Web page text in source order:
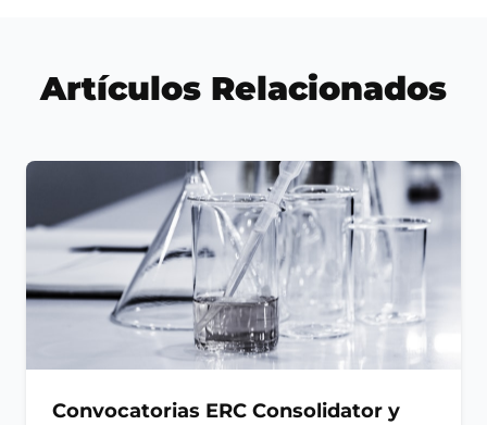
Artículos Relacionados
Convocatorias ERC Consolidator y